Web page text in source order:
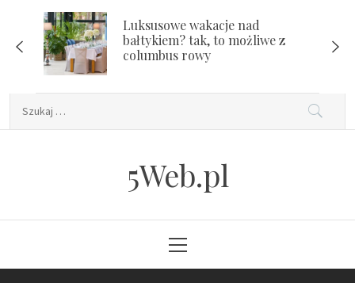
content
Luksusowe wakacje nad
bałtykiem? tak, to możliwe z
columbus rowy
5Web.pl
Menu